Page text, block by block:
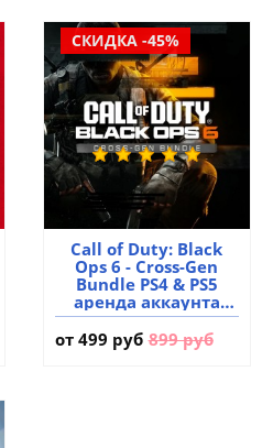
СКИДКА -45%
Call of Duty: Black
Ops 6 - Cross-Gen
Bundle PS4 & PS5
аренда аккаунта
игры
от 499 руб 899 руб